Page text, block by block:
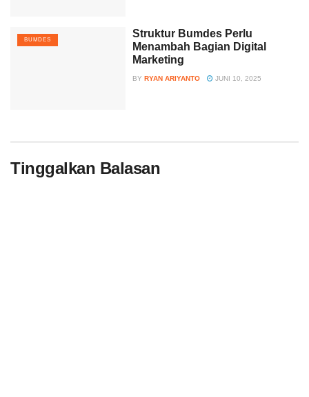
BUMDES
Struktur Bumdes Perlu
Menambah Bagian Digital
Marketing
BY RYAN ARIYANTO JUNI 10, 2025
Tinggalkan Balasan